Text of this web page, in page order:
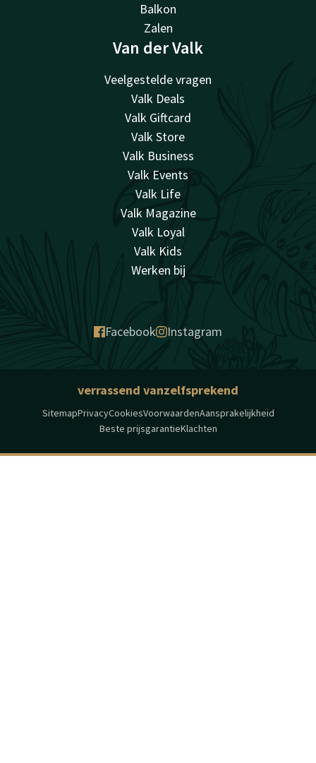
Balkon
Zalen
Van der Valk
Veelgestelde vragen
Valk Deals
Valk Giftcard
Valk Store
Valk Business
Valk Events
Valk Life
Valk Magazine
Valk Loyal
Valk Kids
Werken bij
Facebook Instagram
verrassend vanzelfsprekend
SitemapPrivacyCookiesVoorwaardenAansprakelijkheid
Beste prijsgarantieKlachten